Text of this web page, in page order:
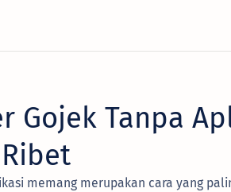
Gojek Tanpa
memang merupakan cara yang